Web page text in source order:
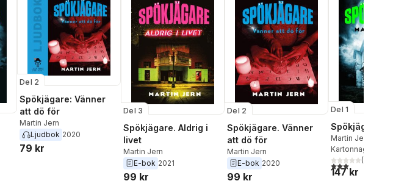
Del 2
Spökjägare: Vänner
att dö för
Martin Jern
Ljudbok 2020
79 kr
Del 3
Spökjägare. Aldrig i
livet
Martin Jern
E-bok 2021
99 kr
Del 2
Spökjägare. Vänner
att dö för
Martin Jern
E-bok 2020
99 kr
Del 1
Spökjägare
Martin Jern
Kartonnage
3,0utav 5(
147 kr